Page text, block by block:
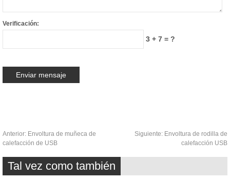
Verificación:
3 + 7 = ?
Anterior: Envoltura de muñeca de
calefacción de USB
Siguiente: Envoltura de rodilla de
calefacción USB
Tal vez como también